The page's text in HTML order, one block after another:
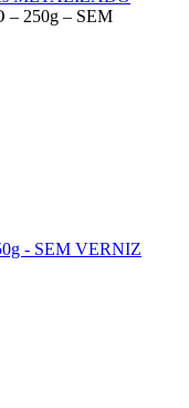
250g – SEM
- SEM VERNIZ